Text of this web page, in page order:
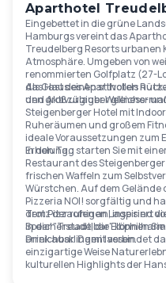
Aparthotel
Eingebettet in die grüne
Hamburgs vereint das
Treudelberg Resorts
Atmosphäre. Umgeben von
renommierten Golfplatz (27-
das Haus einen stilvollen
und Aktivurlauber
Als Gast des Aparthotels
den großzügiger Wellness-
Steigenberger Hotel mit
Ruheräumen und großem
ideale Voraussetzungen zum
Erholung.
In den Tag starten Sie mit
Restaurant des
frischen Waffeln zum
Würstchen. Auf dem Gelände
Pizzeria NOI! sorgfältig und
dem Pizzaofen an, inspiriert
In der "Treudelbar" können
Drink ausklingen lassen.
Trotz der ruhigen Lage sind
Speicherstadt, die
erreichbar. Damit verbindet
einzigartige Weise
kulturellen Highlights der